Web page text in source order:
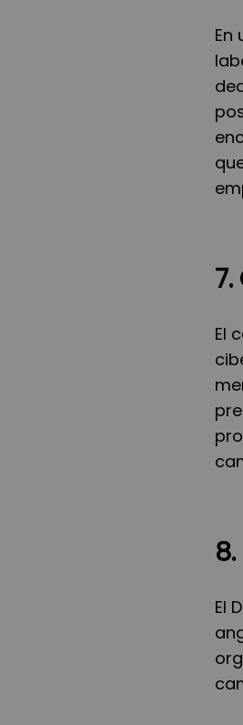
En
El
El